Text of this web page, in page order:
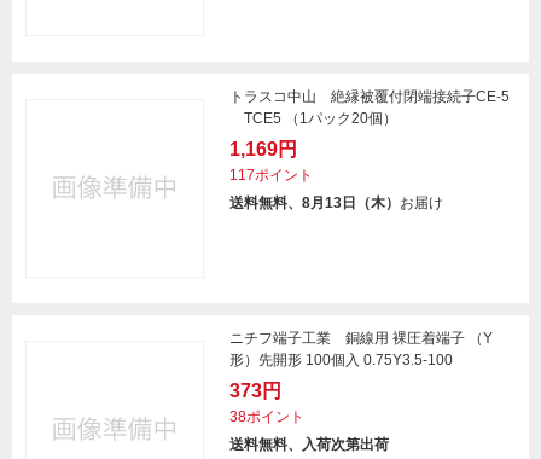
トラスコ中山 絶縁被覆付閉端接続子CE-5
TCE5 （1パック20個）
1,169円
117ポイント
送料無料、8月13日（木） お届け
ニチフ端子工業 銅線用 裸圧着端子 （Y
形）先開形 100個入 0.75Y3.5-100
373円
38ポイント
送料無料、入荷次第出荷